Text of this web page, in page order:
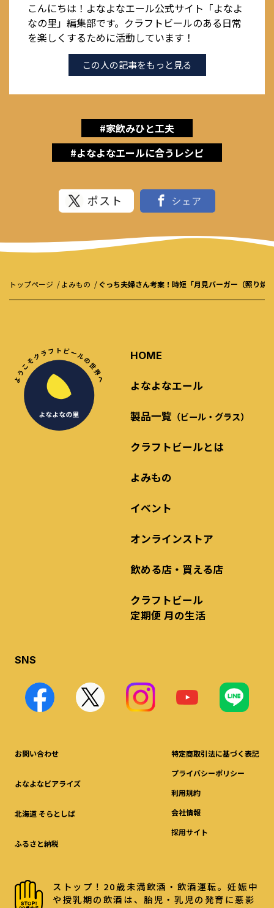
こんにちは！よなよなエール公式サイト「よなよ
なの里」編集部です。クラフトビールのある日常
を楽しくするために活動しています！
この人の記事をもっと見る
#家飲みひと工夫
#よなよなエールに合うレシピ
トップページ よみもの ぐっち夫婦さん考案！時短「月見バーガー（照り
HOME
よなよなエール
製品一覧 （ビール・グラス）
クラフトビールとは
よみもの
イベント
オンラインストア
飲める店・買える店
クラフトビール
定期便 月の生活
SNS
お問い合わせ
よなよなビアライズ
北海道 そらとしば
ふるさと納税
特定商取引法に基づく表記
プライバシーポリシー
利用規約
会社情報
採用サイト
ストップ！20歳未満飲酒・飲酒運転。妊娠中
や授乳期の飲酒は、胎児・乳児の発育に悪影